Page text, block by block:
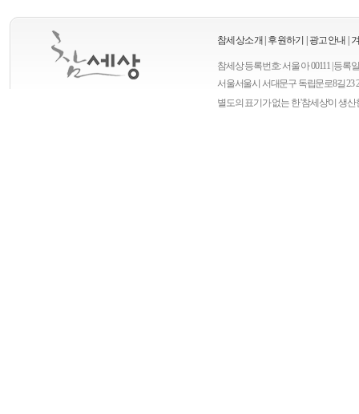
참세상소개 후원하기 광고안내
참세상 등록번호: 서울 아 00111 | 등록
서울서울시 서대문구 독립문로8길 23
별도의 표기가 없는 한 '참세상'이 생